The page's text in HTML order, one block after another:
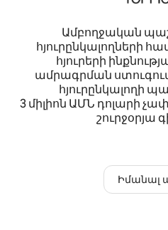
Ամբողջական
հյուրընկալողների
հյուրերի
ամրագրման
հյուրընկալողի
3 միլիոն ԱՄՆ դոլարի
շուրջօրյա
Իմանալ